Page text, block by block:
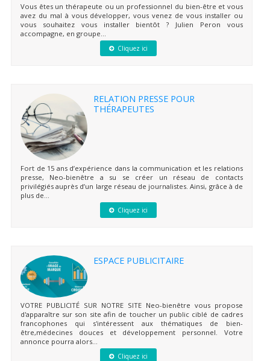
Vous êtes un thérapeute ou un professionnel du bien-être et vous
avez du mal à vous développer, vous venez de vous installer ou
vous souhaitez vous installer bientôt ? Julien Peron vous
accompagne, en groupe...
Cliquez ici
RELATION PRESSE POUR
THÉRAPEUTES
Fort de 15 ans d’expérience dans la communication et les relations
presse, Neo-bienêtre a su se créer un réseau de contacts
privilégiés auprès d’un large réseau de journalistes. Ainsi, grâce à de
plus de...
Cliquez ici
ESPACE PUBLICITAIRE
VOTRE PUBLICITÉ SUR NOTRE SITE Neo-bienêtre vous propose
d'apparaître sur son site afin de toucher un public ciblé de cadres
francophones qui s'intéressent aux thématiques de bien-
être,médecines douces et développement personnel. Votre
annonce pourra alors...
Cliquez ici